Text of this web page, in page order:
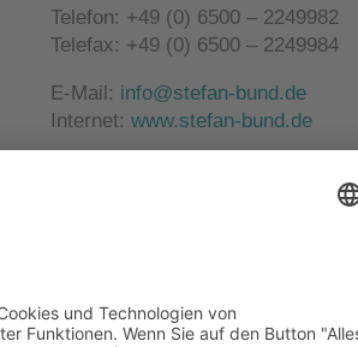
Telefon: +49 (0) 6500 – 2249982
Telefax: +49 (0) 6500 – 2249984
E-Mail: info@stefan-bund.de
Internet:www.stefan-bund.de